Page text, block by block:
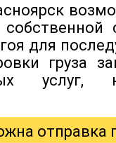
для
груза
услуг,
отправка